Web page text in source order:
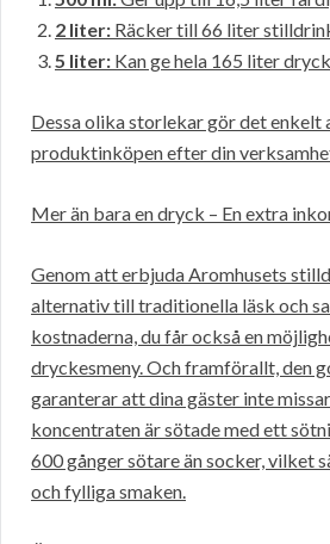
2 liter: Räcker till 66 liter
5 liter: Kan ge hela 165 liter
Dessa olika storlekar gör det enkelt
produktinköpen efter din
Mer än bara en dryck – En extra
Genom att erbjuda Aromhusets
alternativ till traditionella läsk och
kostnaderna, du får också en
dryckesmeny. Och framförallt, den
garanterar att dina gäster inte
koncentraten är sötade med ett
600 gånger sötare än socker, vilket
och fylliga smaken.